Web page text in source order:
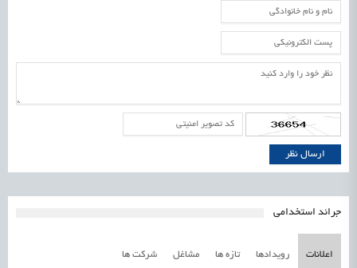
جرائد استخدامی
اعلانات رویدادها تازه ها مشاغل شرکت ها